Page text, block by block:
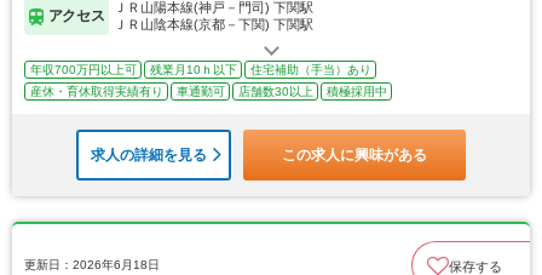
アクセス
ＪＲ山陽本線(神戸－門司) 下関駅
ＪＲ山陰本線(京都－下関) 下関駅
年収700万円以上可 残業月10ｈ以下
住宅補助（手当）あり
産休・育休取得実績有り
車通勤可 店舗数30以上 積極採用中
求人の詳細を見る この求人に興味がある
更新日：2026年6月18日 保存する